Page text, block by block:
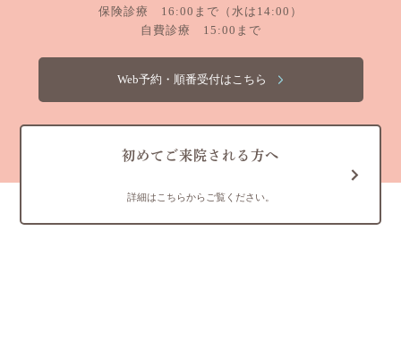
保険診療 16:00まで（水は14:00）
自費診療 15:00まで
Web予約・順番受付はこちら
初めてご来院される方へ
詳細はこちらからご覧ください。